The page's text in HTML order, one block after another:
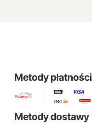
Metody płatności
Metody dostawy